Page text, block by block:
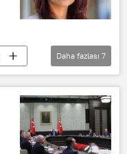
Daha fazlası 7